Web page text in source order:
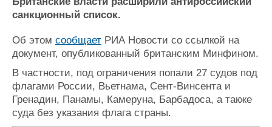
Судостроение
Пульс
Новости
Работа
Крюинг
Журнал
Реклама
Торговая площадка
Доска объявлений
Продажа флота
Оборудование
Материалы
Услуги
санкционный список.
Об этом сообщает РИА Новости со ссылкой на
документ, опубликованный британским Минфином.
В частности, под ограничения попали 27 судов под
флагами России, Вьетнама, Сент-Винсента и
Гренадин, Панамы, Камеруна, Барбадоса, а также
суда без указания флага страны.